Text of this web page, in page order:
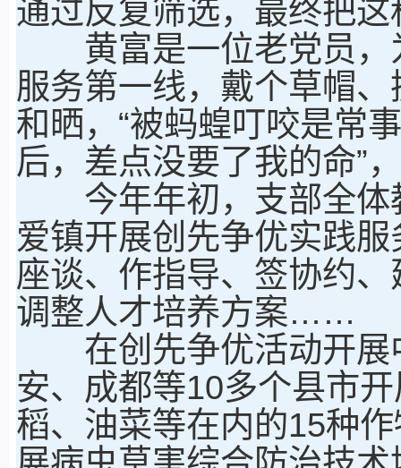
通过反复筛选，最终把
黄富是一位老党员，
服务第一线，戴个草帽
和晒，“被蚂蝗叮咬是常
后，差点没要了我的命”
今年年初，支部全体
爱镇开展创先争优实践
座谈、作指导、签协约
调整人才培养方案……
在创先争优活动开展
安、成都等10多个县市
稻、油菜等在内的15种